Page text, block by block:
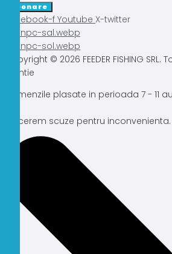
Abonare
Facebook-f Youtube X-twitter
Copyright © 2026 FEEDER FISHING
Atentie
Comenzile plasate in perioada 7 -
Ne cerem scuze pentru inconvenienta.